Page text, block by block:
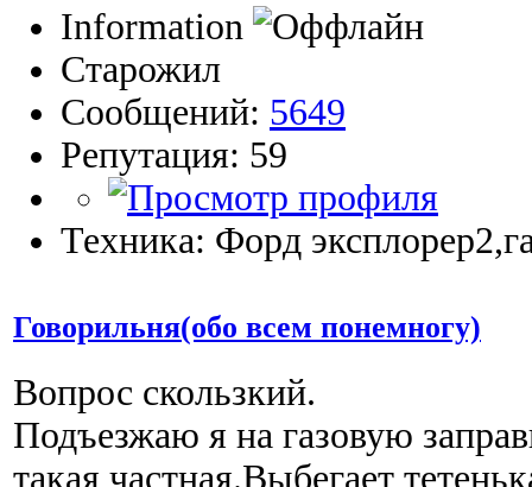
Information
Старожил
Сообщений: 5649
Репутация: 59
Техника: Форд
Говорильня(обо всем понемногу)
Вопрос скользкий.
Подъезжаю я на газовую
такая,частная.Выбегает